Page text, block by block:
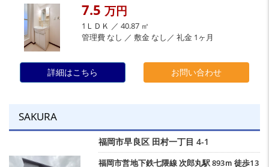
7.5 万円
1ＬＤＫ ／ 40.87 ㎡
管理費 なし ／ 敷金 なし／ 礼金 1ヶ月
詳細はこちら お問い合わせ
SAKURA
福岡市早良区 田村一丁目 4-1
福岡市営地下鉄七隈線 次郎丸駅893ｍ 徒歩13